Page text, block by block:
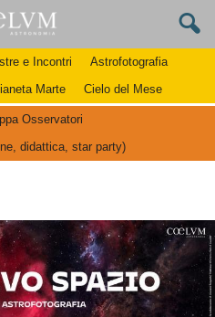
e Incontri
Astrofotografia
Marte Cielo del Mese
Osservatori
didattica, star party)